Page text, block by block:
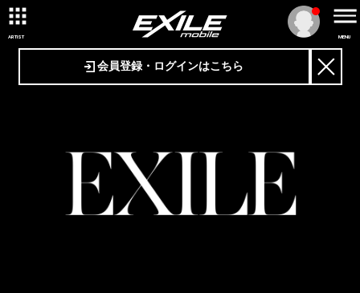
ARTIST MENU
会員登録・ログインはこちら